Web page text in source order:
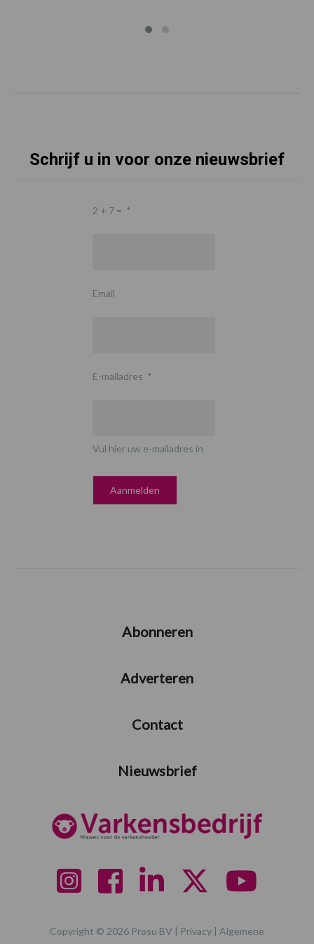
Schrijf u in voor onze nieuwsbrief
2 + 7 = *
Email
E-mailadres *
Vul hier uw e-mailadres in
Abonneren
Adverteren
Contact
Nieuwsbrief
Copyright © 2026 Prosu BV | Privacy | Algemene